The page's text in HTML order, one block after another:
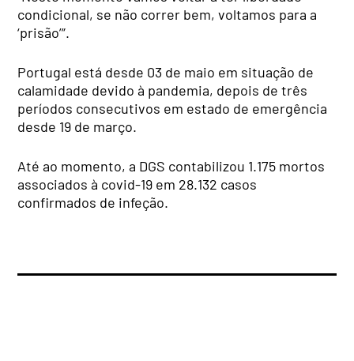
condicional, se não correr bem, voltamos para a
‘prisão’”.
Portugal está desde 03 de maio em situação de
calamidade devido à pandemia, depois de três
períodos consecutivos em estado de emergência
desde 19 de março.
Até ao momento, a DGS contabilizou 1.175 mortos
associados à covid-19 em 28.132 casos
confirmados de infeção.